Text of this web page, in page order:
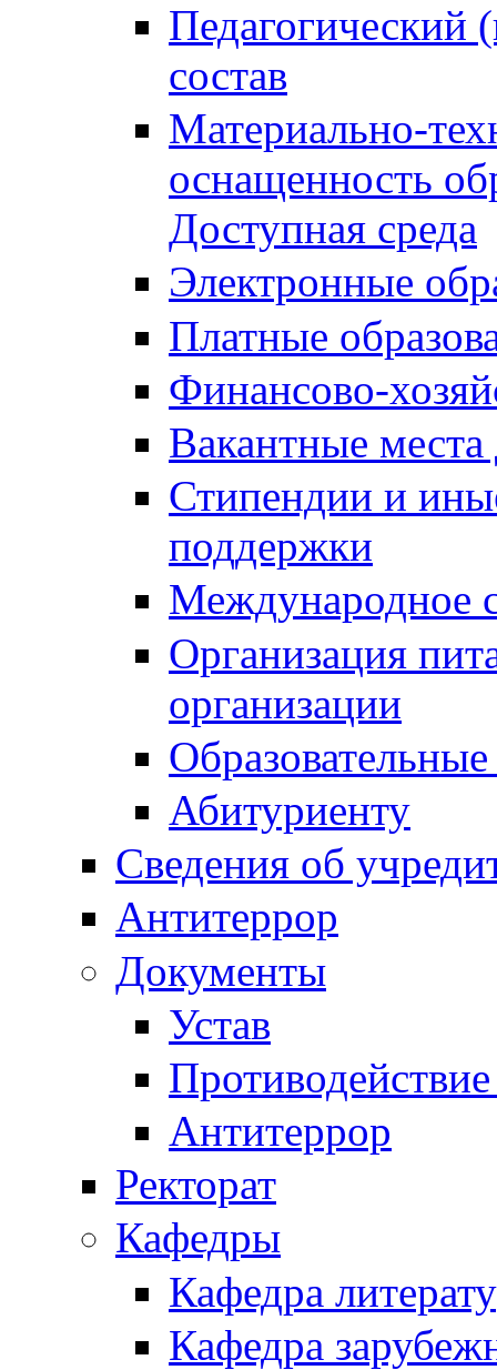
Педагогический
состав
Материально-
оснащенность
Доступная среда
Электронные
Платные
Финансово-
Вакантные
Стипендии и
поддержки
Международное
Организация
организации
Абитуриенту
Сведения об
Антитеррор
Документы
Устав
Антитеррор
Ректорат
Кафедры
Кафедра
Кафедра